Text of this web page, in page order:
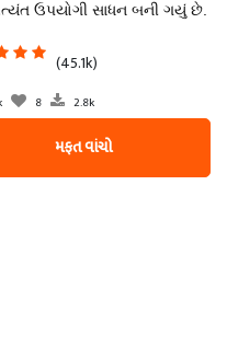
ઉપયોગી સાધન બની ગયું છે.
(45.1k)
8 2.8k
મફત વાંચો